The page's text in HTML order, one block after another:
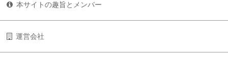
本サイトの趣旨とメンバー
運営会社